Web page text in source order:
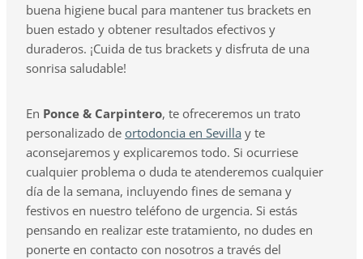
buena higiene bucal para mantener tus brackets en
buen estado y obtener resultados efectivos y
duraderos. ¡Cuida de tus brackets y disfruta de una
sonrisa saludable!
En Ponce & Carpintero, te ofreceremos un trato
personalizado de ortodoncia en Sevilla y te
aconsejaremos y explicaremos todo. Si ocurriese
cualquier problema o duda te atenderemos cualquier
día de la semana, incluyendo fines de semana y
festivos en nuestro teléfono de urgencia. Si estás
pensando en realizar este tratamiento, no dudes en
ponerte en contacto con nosotros a través del